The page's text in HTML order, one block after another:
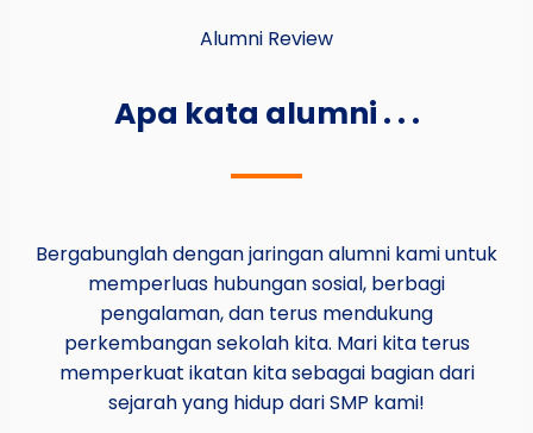
Alumni Review
Apa kata alumni . . .
Bergabunglah dengan jaringan alumni kami untuk
memperluas hubungan sosial, berbagi
pengalaman, dan terus mendukung
perkembangan sekolah kita. Mari kita terus
memperkuat ikatan kita sebagai bagian dari
sejarah yang hidup dari SMP kami!